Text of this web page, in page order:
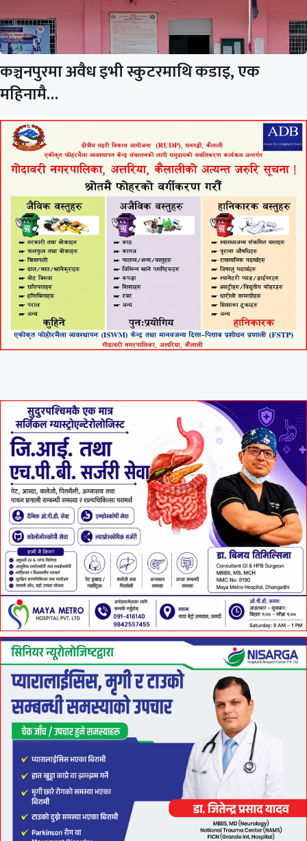
कञ्चनपुरमा अवैध इभी स्कुटरमाथि कडाइ, एक
महिनामै…